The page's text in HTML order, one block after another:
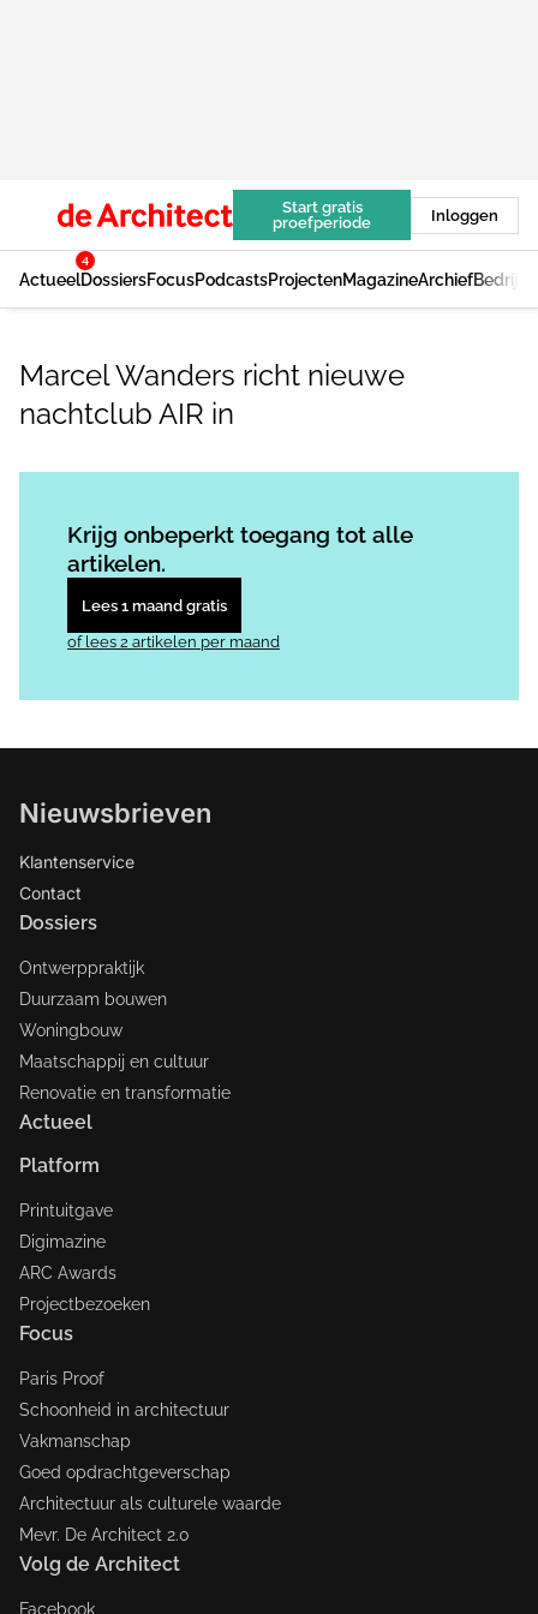
Start gratis
proefperiode
Inloggen
Actueel
4
DossiersFocusPodcastsProjectenMagazineArchief
Marcel Wanders richt nieuwe
nachtclub AIR in
Krijg onbeperkt toegang tot alle
artikelen.
Lees 1 maand gratis
of lees 2 artikelen per maand
Nieuwsbrieven
Klantenservice
Contact
Dossiers
Ontwerppraktijk
Duurzaam bouwen
Woningbouw
Maatschappij en cultuur
Renovatie en transformatie
Actueel
Platform
Printuitgave
Digimazine
ARC Awards
Projectbezoeken
Focus
Paris Proof
Schoonheid in architectuur
Vakmanschap
Goed opdrachtgeverschap
Architectuur als culturele waarde
Mevr. De Architect 2.0
Volg de Architect
Facebook